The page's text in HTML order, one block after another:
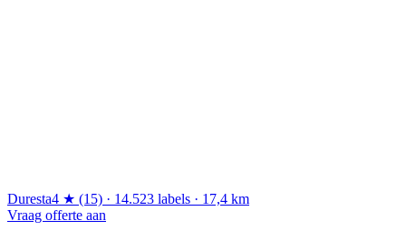
Duresta4 ★ (15) · 14.523 labels · 17,4 km
Vraag offerte aan